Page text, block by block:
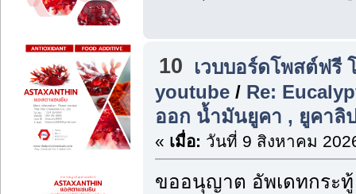
10
เวบบอร์ดโพสต์ฟรี
youtube/ Re:
ออก น้ำมันยูคา , ยูคาลิ
« เมื่อ: วันที่ 9 สิงหาคม
ขออนุญาต อัพเดทกระทู้